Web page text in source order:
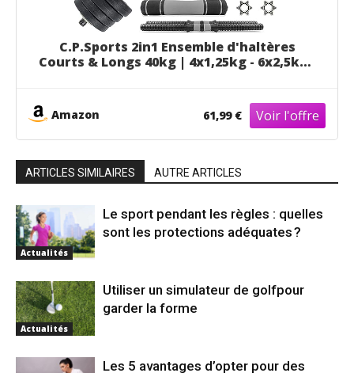
C.P.Sports 2in1 Ensemble d'haltères
Courts & Longs 40kg | 4x1,25kg - 6x2,5kg -
Musculation, Le Fitness, la Gymnastique à
Domicile
Amazon 61,99 €
ARTICLES SIMILAIRES AUTRE ARTICLES
Actualités
Le sport pendant les règles : quelles
sont les protections adéquates ?
Actualités
Utiliser un simulateur de golfpour
garder la forme
Les 5 avantages d’opter pour des